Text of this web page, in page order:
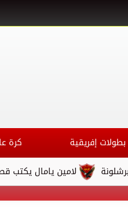
بطولات إفريقية كرة
لامين يامال يكتب قصة